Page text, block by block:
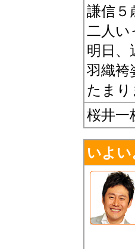
謙信５
二人い
明日、
羽織袴
たまり
桜井一
いよ